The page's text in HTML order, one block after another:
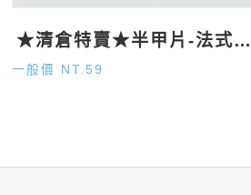
★清倉特賣★半甲片-法式500P
一般價 NT.59